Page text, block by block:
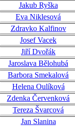
Jakub Ryška
Eva Niklesová
Zdravko Kalfinov
Josef Vacek
Jiří Dvořák
Jaroslava Bělohubá
Barbora Smekalová
Helena Oulíková
Zdenka Červenková
Tereza Švarcová
Jan Slanina